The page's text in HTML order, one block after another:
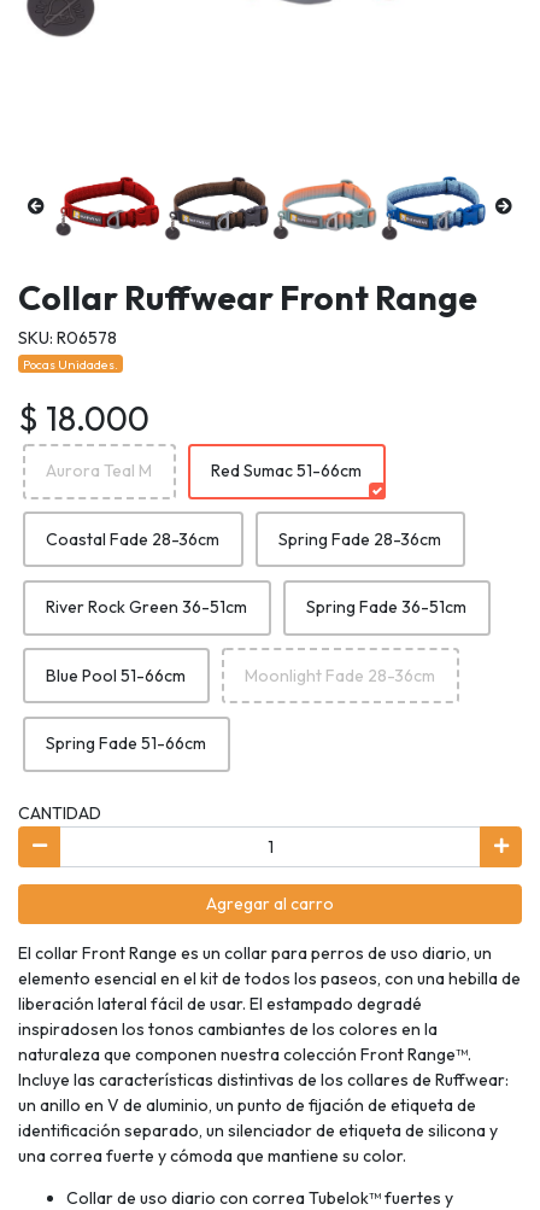
Collar Ruffwear Front Range
SKU: R06578
Pocas Unidades.
$ 18.000
Aurora Teal M Red Sumac 51-66cm
Coastal Fade 28-36cm Spring Fade 28-36cm
River Rock Green 36-51cm Spring Fade 36-51cm
Blue Pool 51-66cm Moonlight Fade 28-36cm
Spring Fade 51-66cm
CANTIDAD
Agregar al carro
El collar Front Range es un collar para perros de uso diario, un
elemento esencial en el kit de todos los paseos, con una hebilla de
liberación lateral fácil de usar. El estampado degradé
inspiradosen los tonos cambiantes de los colores en la
naturaleza que componen nuestra colección Front Range™.
Incluye las características distintivas de los collares de Ruffwear:
un anillo en V de aluminio, un punto de fijación de etiqueta de
identificación separado, un silenciador de etiqueta de silicona y
una correa fuerte y cómoda que mantiene su color.
Collar de uso diario con correa Tubelok™️ fuertes y